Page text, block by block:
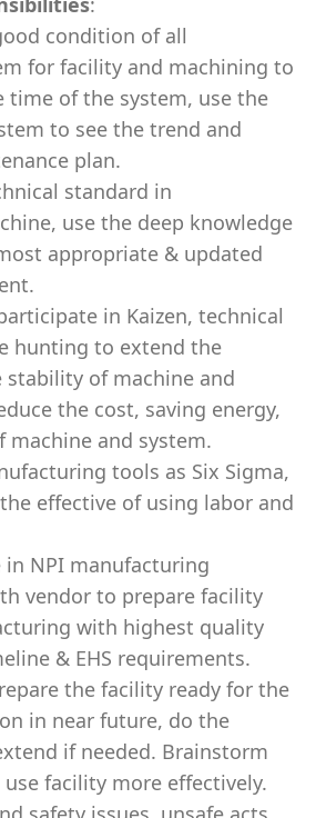
ood condition of all
m for facility and machining to
time ofthe system, use the
tem to see the trend and
enance plan.
nical standard in
hine, use the deep knowledge
ost appropriate & updated
ent.
ipate in Kaizen, technical
hunting to extend the
stability of machine and
duce the cost, saving energy,
f machine and system.
facturing tools as Six Sigma,
the effective of using labor and
in NPI manufacturing
th vendor to prepare facility
ing with highest quality
eline & EHS requirements.
pare the facility ready for the
in near future, do the
xtend if needed. Brainstorm
use facility more effectively.